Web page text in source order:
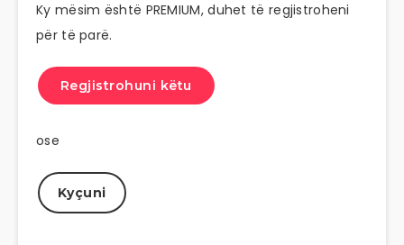
Ky mësim është PREMIUM, duhet të regjistroheni
për të parë.
Regjistrohuni këtu
ose
Kyçuni